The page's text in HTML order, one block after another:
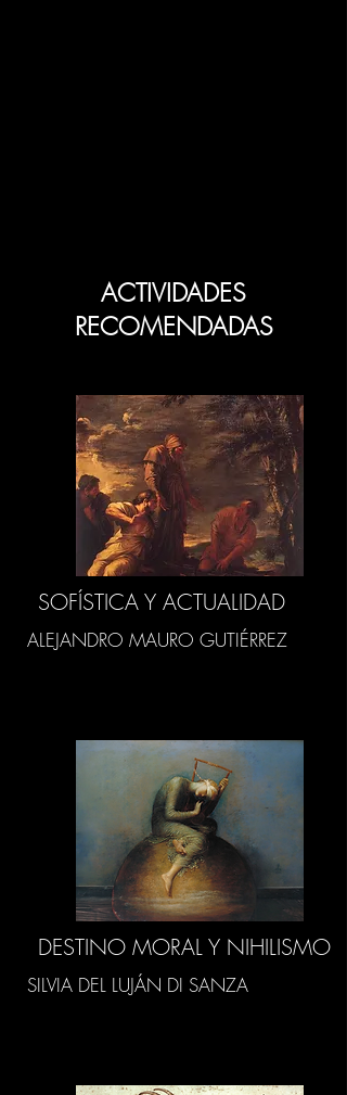
ACTIVIDADES
RECOMENDADAS
SOFÍSTICA Y ACTUALIDAD
ALEJANDRO MAURO GUTIÉRREZ
DESTINO MORAL Y NIHILISMO
SILVIA DEL LUJÁN DI SANZA